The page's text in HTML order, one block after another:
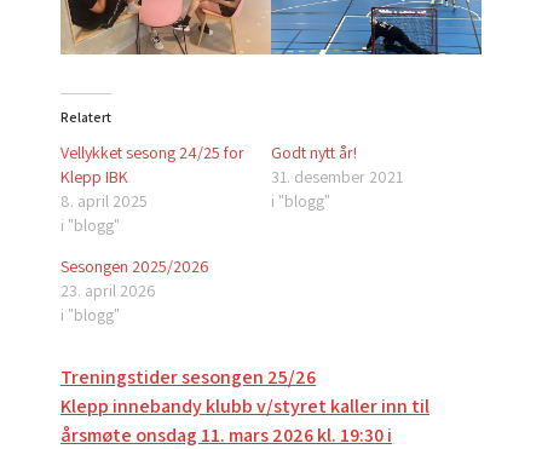
Relatert
Vellykket sesong 24/25 for
Klepp IBK
8. april 2025
i "blogg"
Godt nytt år!
31. desember 2021
i "blogg"
Sesongen 2025/2026
23. april 2026
i "blogg"
Innleggsnavigasjon
Treningstider sesongen 25/26
Klepp innebandy klubb v/styret kaller inn til
årsmøte onsdag 11. mars 2026 kl. 19:30 i